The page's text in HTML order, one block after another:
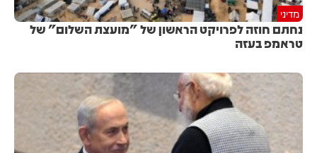
מדיני
נחתם חוזה לפרויקט הראשון של "מועצת השלום" של
טראמפ בעזה